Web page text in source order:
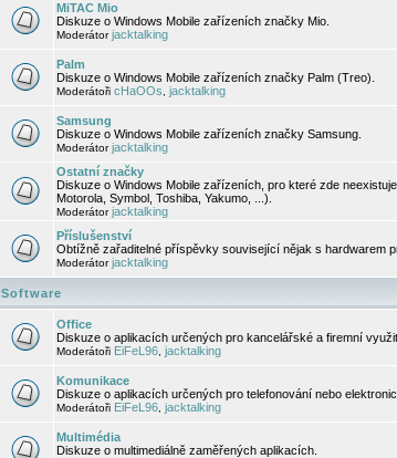
MiTAC Mio
Diskuze o Windows Mobile zařízeních značky Mio.
Moderátorjacktalking
Palm
Diskuze o Windows Mobile zařízeních značky Palm (Treo).
Moderátoři cHaOOs jacktalking
Samsung
Diskuze o Windows Mobile zařízeních značky Samsung.
Moderátorjacktalking
Ostatní značky
Diskuze o Windows Mobile zařízeních, pro které zde
Motorola, Symbol, Toshiba, Yakumo, ...).
Moderátorjacktalking
Příslušenství
Obtížně zařaditelné příspěvky související nějak s hardwarem
Moderátorjacktalking
Software
Office
Diskuze o aplikacích určených pro kancelářské a firemní
Moderátoři EiFeL96 jacktalking
Komunikace
Diskuze o aplikacích určených pro telefonování nebo
Moderátoři EiFeL96 jacktalking
Multimédia
Diskuze o multimediálně zaměřených aplikacích.